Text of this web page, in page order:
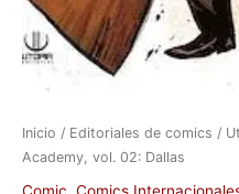
Inicio / Editoriales de comics /
Academy, vol. 02: Dallas
Comic, Comics